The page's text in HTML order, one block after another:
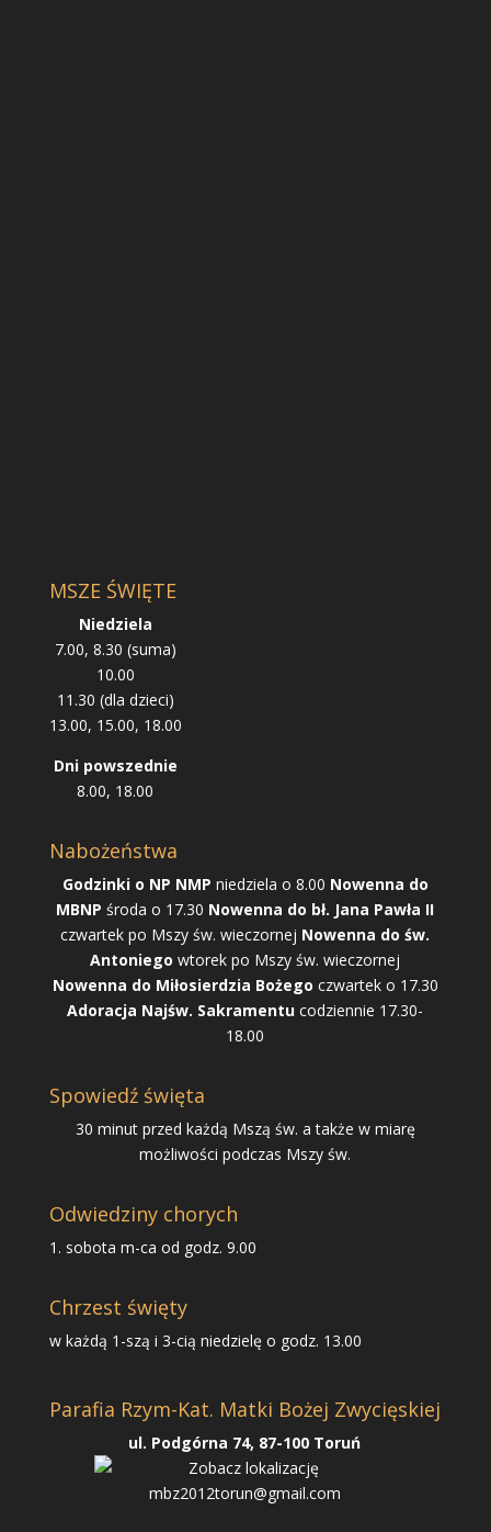
MSZE ŚWIĘTE
Niedziela
7.00, 8.30 (suma)
10.00
11.30 (dla dzieci)
13.00, 15.00, 18.00
Dni powszednie
8.00, 18.00
Nabożeństwa
Godzinki o NP NMP niedziela o 8.00 Nowenna do
MBNP środa o 17.30 Nowenna do bł. Jana Pawła II
czwartek po Mszy św. wieczornej Nowenna do św.
Antoniegowtorek po Mszy św. wieczornej
Nowenna do Miłosierdzia Bożego czwartek o 17.30
Adoracja Najśw. Sakramentucodziennie 17.30-
18.00
Spowiedź święta
30 minut przed każdą Mszą św. a także w miarę
możliwości podczas Mszy św.
Odwiedziny chorych
1. sobota m-ca od godz. 9.00
Chrzest święty
w każdą 1-szą i 3-cią niedzielę o godz. 13.00
Parafia Rzym-Kat. Matki Bożej Zwycięskiej
ul. Podgórna 74, 87-100 Toruń
mbz2012torun@gmail.com